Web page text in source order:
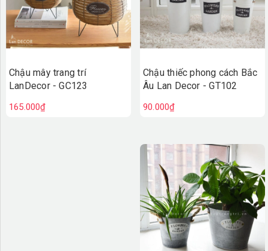
Chậu mây trang trí
LanDecor - GC123
165.000₫
Chậu thiếc phong cách Bắc
Âu Lan Decor - GT102
90.000₫